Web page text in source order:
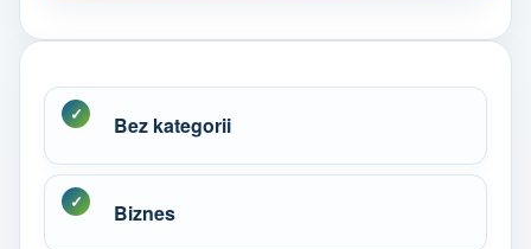
Bez kategorii
Biznes